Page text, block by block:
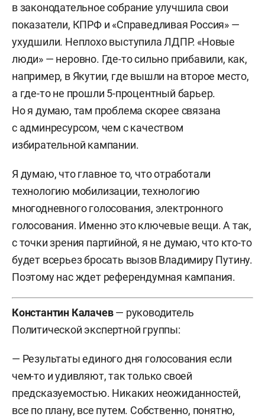
в законодательное собрание улучшила свои
показатели, КПРФ и «Справедливая Россия» —
ухудшили. Неплохо выступила ЛДПР. «Новые
люди» — неровно. Где-то сильно прибавили, как,
например, в Якутии, где вышли на второе место,
а где-то не прошли 5-процентный барьер.
Но я думаю, там проблема скорее связана
с админресурсом, чем с качеством
избирательной кампании.
Я думаю, что главное то, что отработали
технологию мобилизации, технологию
многодневного голосования, электронного
голосования. Именно это ключевые вещи. А так,
с точки зрения партийной, я не думаю, что кто-то
будет всерьез бросать вызов Владимиру Путину.
Поэтому нас ждет референдумная кампания.
Константин Калачев— руководитель
Политической экспертной группы:
— Результаты единого дня голосования если
чем-то и удивляют, так только своей
предсказуемостью. Никаких неожиданностей,
все по плану, все путем. Собственно, понятно,